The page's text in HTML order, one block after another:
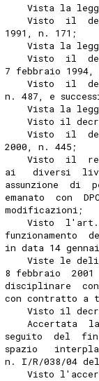
Vista la
Visto  il
1991, n. 171;
Vista la
Visto  il
7 febbraio 1994,
Visto  il
n. 487, e
Vista la
Visto il
Visto  il
2000, n. 445;
Visto  il
ai   diversi
assunzione  di
emanato  con
modificazioni;
Visto
funzionamento
in data 14
Viste le
8 febbraio
disciplinare
con contratto a
Visto il
Accertata
seguito  del
spazio
n. I/R/038/04
Visto